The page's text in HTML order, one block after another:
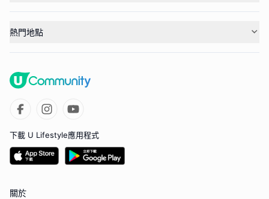
熱門地點
下載 U Lifestyle應用程式
關於